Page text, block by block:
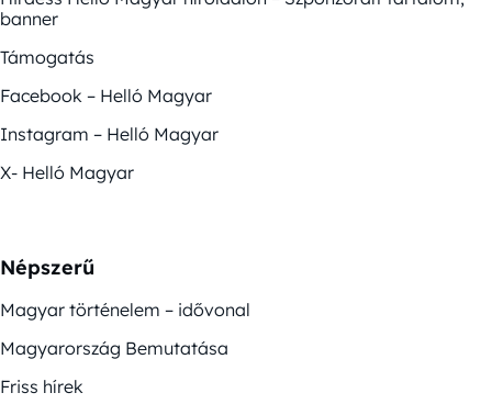
banner
Támogatás
Facebook – Helló Magyar
Instagram – Helló Magyar
X- Helló Magyar
Népszerű
Magyar történelem – idővonal
Magyarország Bemutatása
Friss hírek